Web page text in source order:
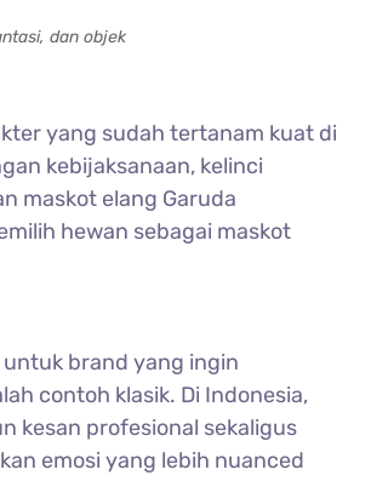
dan objek
yang sudah tertanam kuat di
kebijaksanaan, kelinci
maskot elang Garuda
hewan sebagai maskot
brand yang ingin
contoh klasik. Di Indonesia,
kesan profesional sekaligus
emosi yang lebih nuanced